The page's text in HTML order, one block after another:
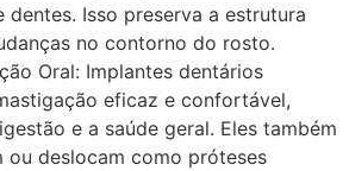
dentes. Isso preserva a estrutura
no contorno do rosto.
Oral: Implantes dentários
eficaz e confortável,
e a saúde geral. Eles também
ou deslocam como próteses